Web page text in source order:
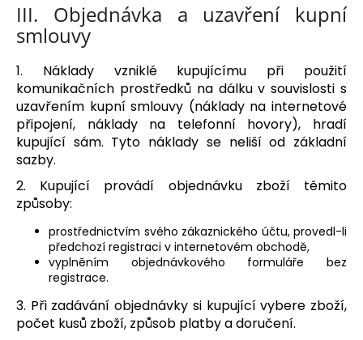
III. Objednávka a uzavření kupní
smlouvy
1. Náklady vzniklé kupujícímu při použití
komunikačních prostředků na dálku v souvislosti s
uzavřením kupní smlouvy (náklady na internetové
připojení, náklady na telefonní hovory), hradí
kupující sám. Tyto náklady se neliší od základní
sazby.
2. Kupující provádí objednávku zboží těmito
způsoby:
prostřednictvím svého zákaznického účtu, provedl-li
předchozí registraci v internetovém obchodě,
vyplněním objednávkového formuláře bez
registrace.
3. Při zadávání objednávky si kupující vybere zboží,
počet kusů zboží, způsob platby a doručení.